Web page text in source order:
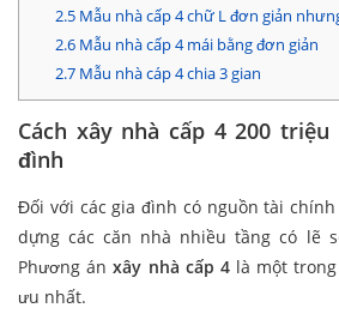
2.5Mẫu nhà cấp 4 chữ L đơn giản
2.6Mẫu nhà cấp 4 mái bằng đơn giản
2.7Mẫu nhà cáp 4 chia 3 gian
Cách xây nhà cấp 4 200
đình
Đối với các gia đình có nguồn tài
dựng các căn nhà nhiều tầng có lẽ
Phương ánxây nhà cấp 4là một
ưu nhất.